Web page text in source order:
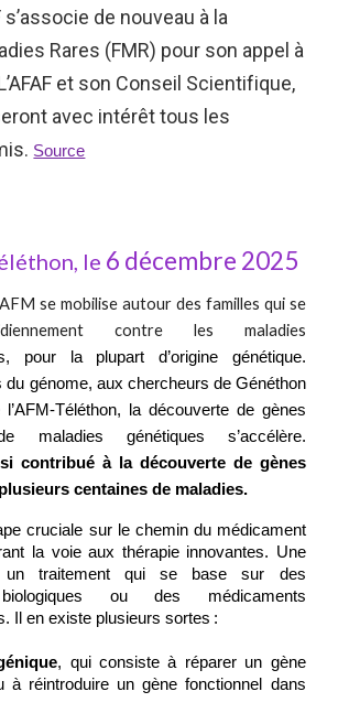
s’associe de nouveau à la
Rares (FMR) pour son appel à
et son Conseil Scientifique,
avec intérêt tous les
Source
le 6 décembre 2025
AFM se mobilise autour des familles qui se
contre les maladies
pour la plupart d’origine génétique.
génome, aux chercheurs de Généthon
Téléthon, la découverte de gènes
maladies génétiques s’accélère.
contribué à la découverte de gènes
centaines de maladies.
cruciale sur le chemin du médicament
la voie aux thérapie innovantes. Une
un traitement qui se base sur des
biologiques ou des médicaments
Il en existe plusieurs sortes :
, qui consiste à réparer un gène
à réintroduire un gène fonctionnel dans